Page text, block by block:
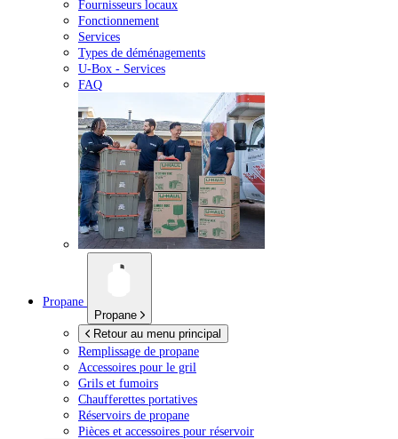
Fournisseurs locaux
Fonctionnement
Services
Types de déménagements
U-Box - Services
FAQ
Propane
Propane
Retour au menu principal
Remplissage de propane
Accessoires pour le gril
Grils et fumoirs
Chaufferettes portatives
Réservoirs de propane
Pièces et accessoires pour réservoir